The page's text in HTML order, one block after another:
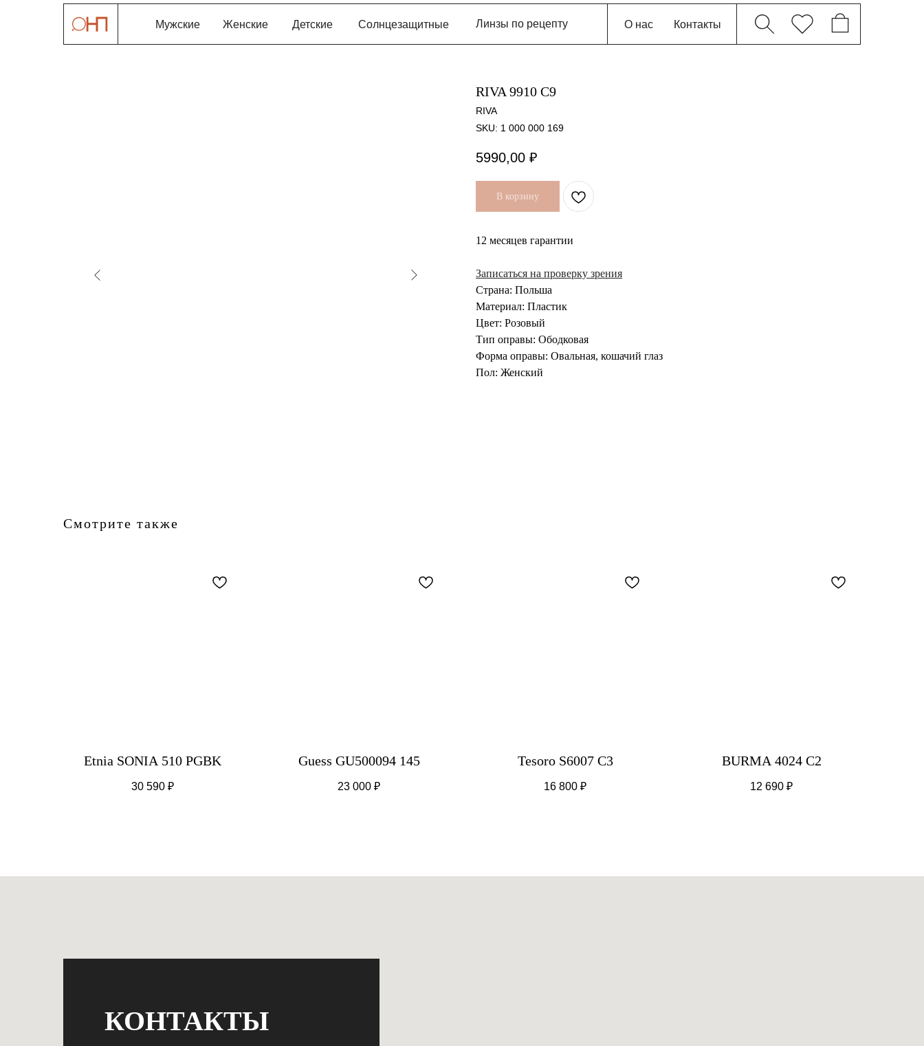
Контакты
О нас
Женские
Мужские Солнцезащитные
Детские Линзы по рецепту
RIVA 9910 C9
RIVA
SKU: 1 000 000 169
5990,00 ₽
В корзину
12 месяцев гарантии
Записаться на проверку зрения
Страна: Польша
Материал: Пластик
Цвет: Розовый
Тип оправы: Ободковая
Форма оправы: Овальная, кошачий глаз
Пол: Женский
Смотрите также
Etnia SONIA 510 PGBK
30 590 ₽
Guess GU500094 145
23 000 ₽
Tesoro S6007 C3
16 800 ₽
BURMA 4024 С2
12 690 ₽
КОНТАКТЫ